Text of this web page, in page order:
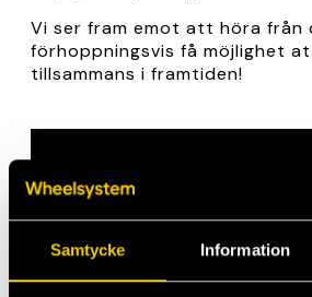
Samtycke Information
Vi ser fram emot att höra från
förhoppningsvis få möjlighet
tillsammans i framtiden!